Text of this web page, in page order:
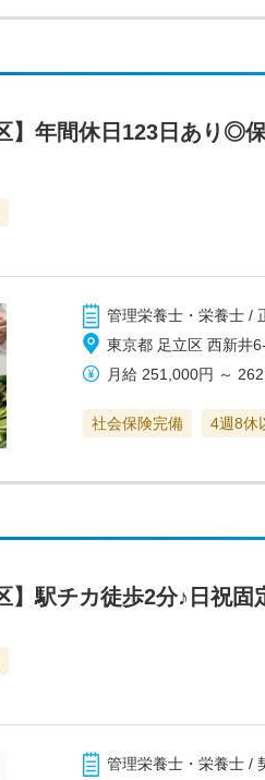
】年間休日123日あり◎
管理栄養士・栄養士 /
東京都 足立区 西新井
月給 251,000円 ～
社会保険完備 4週8休
】駅チカ徒歩2分♪日祝
管理栄養士・栄養士 /